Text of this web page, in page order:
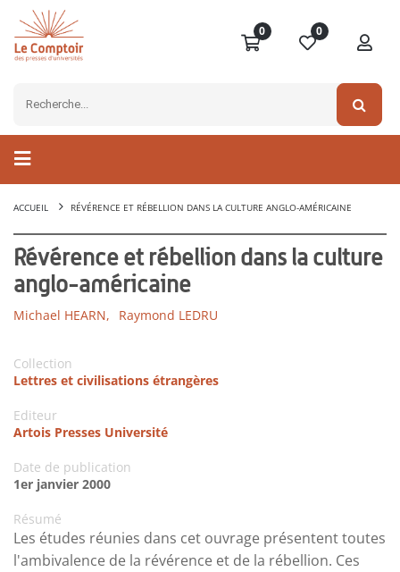
0 0
ACCUEIL RÉVÉRENCE ET RÉBELLION DANS LA CULTURE ANGLO-AMÉRICAINE
Révérence et rébellion dans la culture
anglo-américaine
Michael HEARN, Raymond LEDRU
Collection
Lettres et civilisations étrangères
Editeur
Artois Presses Université
Date de publication
1er janvier 2000
Résumé
Les études réunies dans cet ouvrage présentent toutes
l'ambivalence de la révérence et de la rébellion. Ces